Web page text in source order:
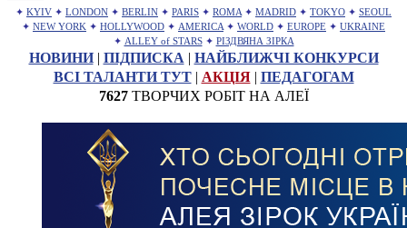
✦ KYIV ✦ LONDON ✦ BERLIN ✦ PARIS ✦ ROMA ✦ MADRID ✦ TOKYO ✦ SEOUL
✦ NEW YORK ✦ HOLLYWOOD ✦ AMERICA ✦ WORLD ✦ EUROPE ✦ UKRAINE
✦ ALLEY of STARS ✦ РІЗДВЯНА ЗІРКА
НОВИНИ| ПІДПИСКА | НАЙБЛИЖЧІ КОНКУРСИ
ВСІ ТАЛАНТИ ТУТ| АКЦІЯ| ПЕДАГОГАМ
7627ТВОРЧИХ РОБІТ НА АЛЕЇ